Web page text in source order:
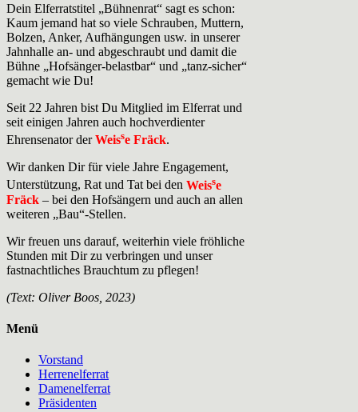
Dein Elferratstitel „Bühnenrat“ sagt es schon:
Kaum jemand hat so viele Schrauben, Muttern,
Bolzen, Anker, Aufhängungen usw. in unserer
Jahnhalle an- und abgeschraubt und damit die
Bühne „Hofsänger-belastbar“ und „tanz-sicher“
gemacht wie Du!
Seit 22 Jahren bist Du Mitglied im Elferrat und
seit einigen Jahren auch hochverdienter
Ehrensenator derWeisse Fräck.
Wir danken Dir für viele Jahre Engagement,
Unterstützung, Rat und Tat bei den Weisse
Fräck – bei den Hofsängern und auch an allen
weiteren „Bau“-Stellen.
Wir freuen uns darauf, weiterhin viele fröhliche
Stunden mit Dir zu verbringen und unser
fastnachtliches Brauchtum zu pflegen!
(Text: Oliver Boos, 2023)
Menü
Vorstand
Herrenelferrat
Damenelferrat
Präsidenten